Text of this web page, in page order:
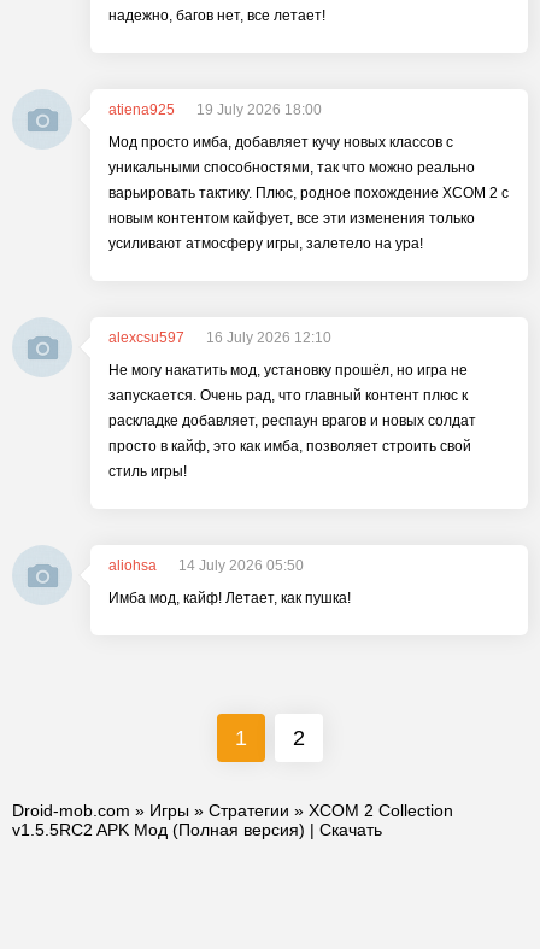
надежно, багов нет, все летает!
atiena925
19 July 2026 18:00
Мод просто имба, добавляет кучу новых классов с
уникальными способностями, так что можно реально
варьировать тактику. Плюс, родное похождение XCOM 2 с
новым контентом кайфует, все эти изменения только
усиливают атмосферу игры, залетело на ура!
alexcsu597
16 July 2026 12:10
Не могу накатить мод, установку прошёл, но игра не
запускается. Очень рад, что главный контент плюс к
раскладке добавляет, респаун врагов и новых солдат
просто в кайф, это как имба, позволяет строить свой
стиль игры!
aliohsa
14 July 2026 05:50
Имба мод, кайф! Летает, как пушка!
1 2
Droid-mob.com » Игры » Стратегии » XCOM 2 Collection
v1.5.5RC2 APK Мод (Полная версия) | Скачать